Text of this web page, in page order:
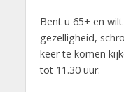
Bent u 65+ en
gezelligheid,
keer te komen
tot 11.30 uur.